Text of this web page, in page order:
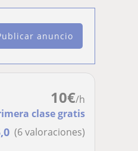
anuncio
10€/h
clase gratis
(6 valoraciones)